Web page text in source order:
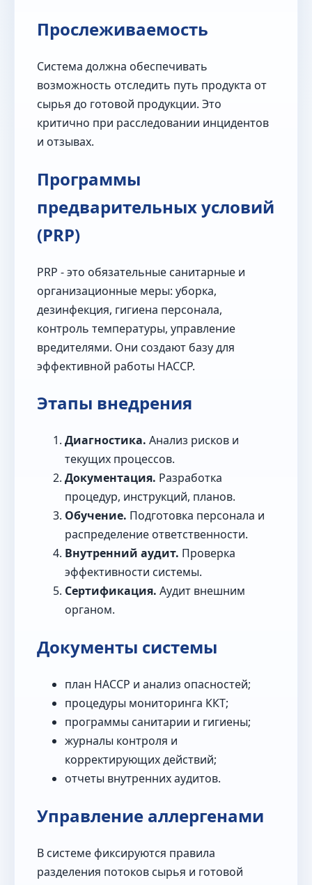
Прослеживаемость
Система должна обеспечивать
возможность отследить путь продукта от
сырья до готовой продукции. Это
критично при расследовании инцидентов
и отзывах.
Программы
предварительных условий
(PRP)
PRP - это обязательные санитарные и
организационные меры: уборка,
дезинфекция, гигиена персонала,
контроль температуры, управление
вредителями. Они создают базу для
эффективной работы HACCP.
Этапы внедрения
Диагностика. Анализ рисков и
текущих процессов.
Документация. Разработка
процедур, инструкций, планов.
Обучение. Подготовка персонала и
распределение ответственности.
Внутренний аудит. Проверка
эффективности системы.
Сертификация. Аудит внешним
органом.
Документы системы
план HACCP и анализ опасностей;
процедуры мониторинга ККТ;
программы санитарии и гигиены;
журналы контроля и
корректирующих действий;
отчеты внутренних аудитов.
Управление аллергенами
В системе фиксируются правила
разделения потоков сырья и готовой